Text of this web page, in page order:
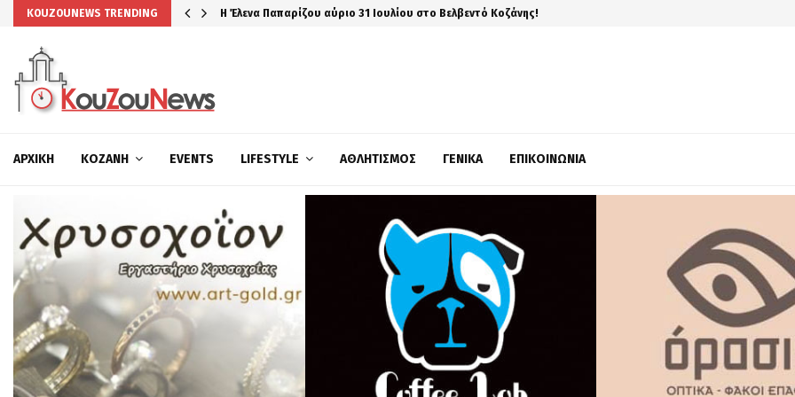
KOUZOUNEWS TRENDING Η Έλενα Παπαρίζου αύριο 31 Ιουλίου στο Βελβεντό Κοζάνης!
ΑΡΧΙΚΉ ΚΟΖΆΝΗ EVENTS LIFESTYLE ΑΘΛΗΤΙΣΜΌΣ ΓΕΝΙΚΆ ΕΠΙΚΟΙΝΩΝΊΑ